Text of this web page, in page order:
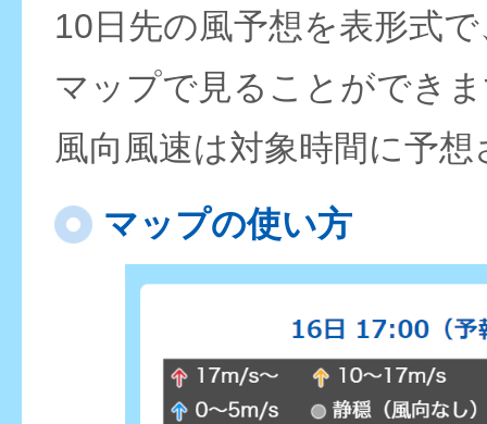
10日先の風予想を表形式
マップで見ることができ
風向風速は対象時間に予
マップの使い方